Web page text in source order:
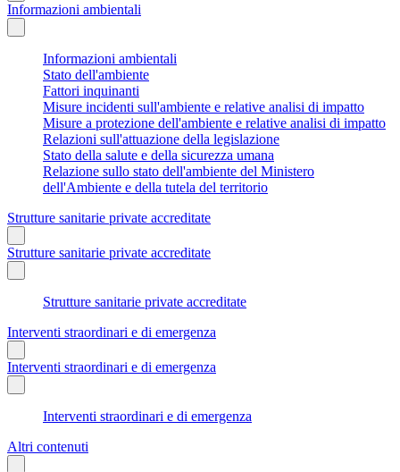
Informazioni ambientali
Informazioni ambientali
Stato dell'ambiente
Fattori inquinanti
Misure incidenti sull'ambiente e relative analisi di impatto
Misure a protezione dell'ambiente e relative analisi di impatto
Relazioni sull'attuazione della legislazione
Stato della salute e della sicurezza umana
Relazione sullo stato dell'ambiente del Ministero
dell'Ambiente e della tutela del territorio
Strutture sanitarie private accreditate
Strutture sanitarie private accreditate
Strutture sanitarie private accreditate
Interventi straordinari e di emergenza
Interventi straordinari e di emergenza
Interventi straordinari e di emergenza
Altri contenuti